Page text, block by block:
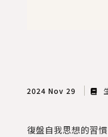
2024 Nov 29
復盤自我思想的習